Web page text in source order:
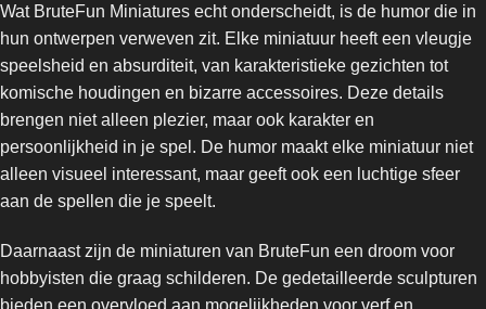
Wat BruteFun Miniatures echt onderscheidt, is de humor die in
hun ontwerpen verweven zit. Elke miniatuur heeft een vleugje
speelsheid en absurditeit, van karakteristieke gezichten tot
komische houdingen en bizarre accessoires. Deze details
brengen niet alleen plezier, maar ook karakter en
persoonlijkheid in je spel. De humor maakt elke miniatuur niet
alleen visueel interessant, maar geeft ook een luchtige sfeer
aan de spellen die je speelt.
Daarnaast zijn de miniaturen van BruteFun een droom voor
hobbyisten die graag schilderen. De gedetailleerde sculpturen
bieden een overvloed aan mogelijkheden voor verf en